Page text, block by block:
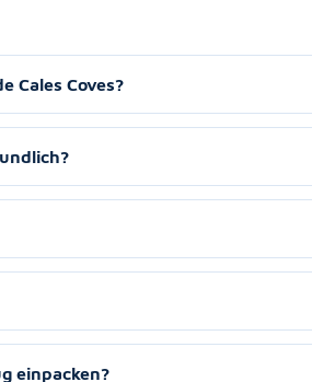
Cales Coves?
einpacken?